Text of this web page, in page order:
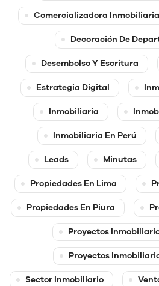
Comercializadora
Decoración De
Desembolso Y Escritura
Estrategia Digital
Inmobiliaria
Inmobiliaria En Perú
Leads Minutas
Propiedades En Lima
Propiedades En Piura
Proyectos
Proyectos
Sector Inmobiliario